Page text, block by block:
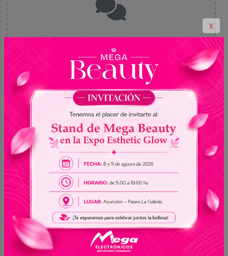
Sé el primero en compartir tu experiencia con
este producto
Comprados juntos habitualmente
En stock
X